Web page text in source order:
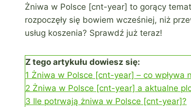
Żniwa w Polsce [cnt-year] to gorący
rozpoczęły się bowiem wcześniej, niż
usług koszenia? Sprawdź już teraz!
Z tego artykułu dowiesz się:
1 Żniwa w Polsce [cnt-year] – co wpływa
2 Żniwa w Polsce [cnt-year] a aktualne
3 Ile potrwają żniwa w Polsce [cnt-year]?